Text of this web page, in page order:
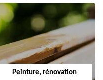
Peinture, rénovation